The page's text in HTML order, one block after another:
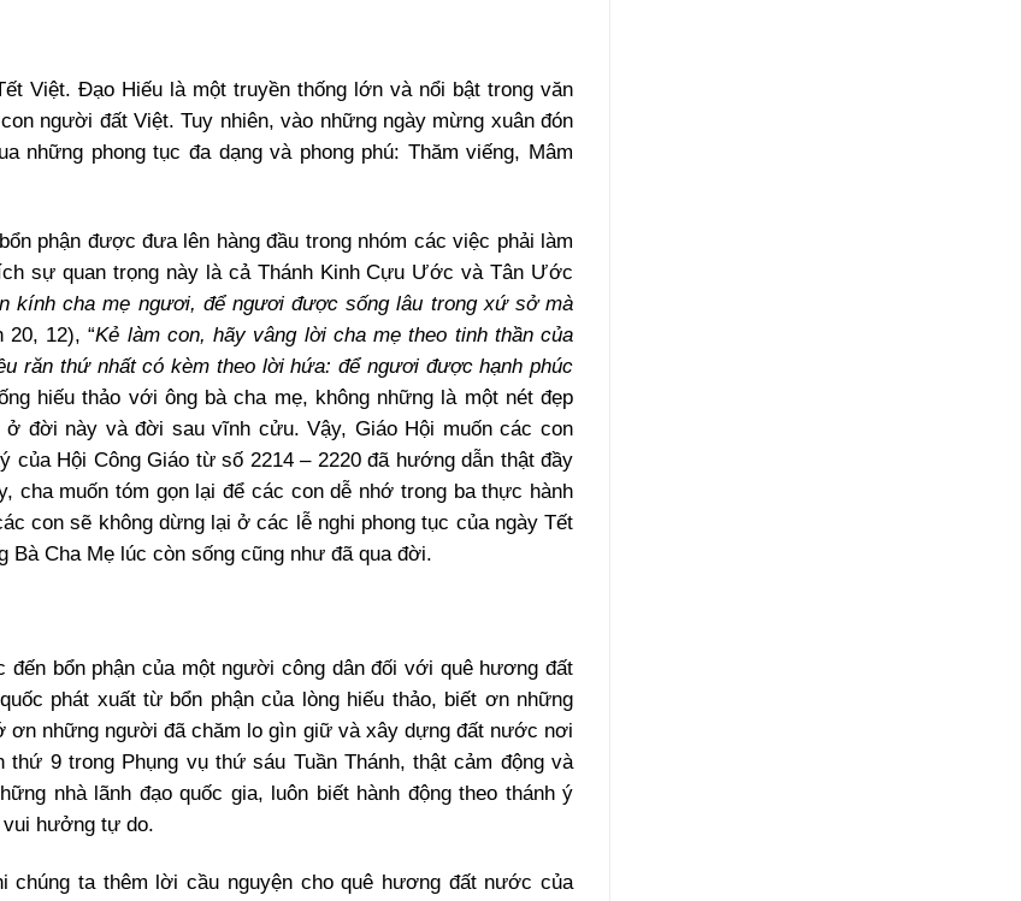
Việt. Đạo Hiếu là một truyền thống lớn và nổi bật trong văn
người đất Việt. Tuy nhiên, vào những ngày mừng xuân đón
những phong tục đa dạng và phong phú: Thăm viếng, Mâm
phận được đưa lên hàng đầu trong nhóm các việc phải làm
sự quan trọng này là cả Thánh Kinh Cựu Ước và Tân Ước
kính cha mẹ ngươi, để ngươi được sống lâu trong xứ sở mà
20, 12), “Kẻ làm con, hãy vâng lời cha mẹ theo tinh thần của
răn thứ nhất có kèm theo lời hứa: để ngươi được hạnh phúc
hiếu thảo với ông bà cha mẹ, không những là một nét đẹp
đời này và đời sau vĩnh cửu. Vậy, Giáo Hội muốn các con
của Hội Công Giáo từ số 2214 – 2220 đã hướng dẫn thật đầy
cha muốn tóm gọn lại để các con dễ nhớ trong ba thực hành
con sẽ không dừng lại ở các lễ nghi phong tục của ngày Tết
Bà Cha Mẹ lúc còn sống cũng như đã qua đời.
bổn phận của một người công dân đối với quê hương đất
phát xuất từ bổn phận của lòng hiếu thảo, biết ơn những
ơn những người đã chăm lo gìn giữ và xây dựng đất nước nơi
9 trong Phụng vụ thứ sáu Tuần Thánh, thật cảm động và
nhà lãnh đạo quốc gia, luôn biết hành động theo thánh ý
hưởng tự do.
chúng ta thêm lời cầu nguyện cho quê hương đất nước của